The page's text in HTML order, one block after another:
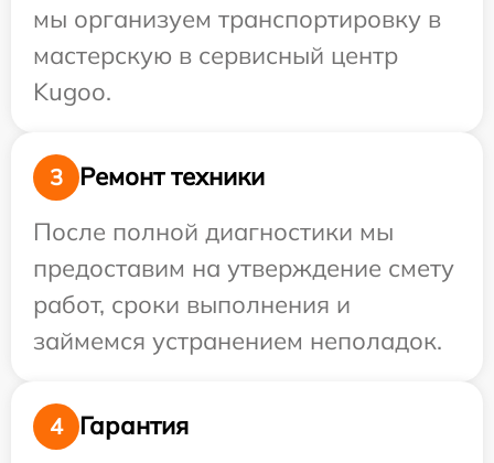
мы организуем транспортировку в
мастерскую в сервисный центр
Kugoo.
3
Ремонт техники
После полной диагностики мы
предоставим на утверждение смету
работ, сроки выполнения и
займемся устранением неполадок.
4 Гарантия